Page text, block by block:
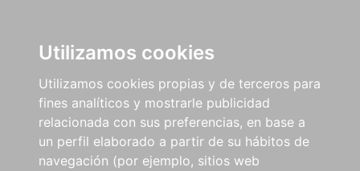
Utilizamos cookies
Utilizamos cookies propias y de terceros para
fines analíticos y mostrarle publicidad
relacionada con sus preferencias, en base a
un perfil elaborado a partir de su hábitos de
navegación (por ejemplo, sitios web